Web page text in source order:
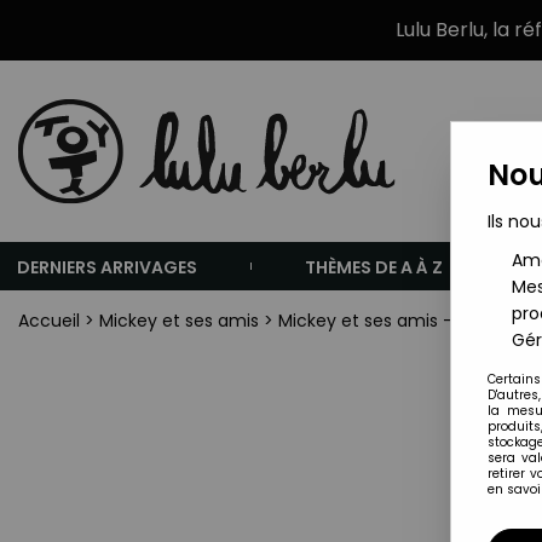
Lulu Berlu, la
DERNIERS ARRIVAGES THÈMES DE A À Z
Accueil > Mickey et ses amis > Mickey et ses amis - Figurine
Ils
la
sera
retirer
en